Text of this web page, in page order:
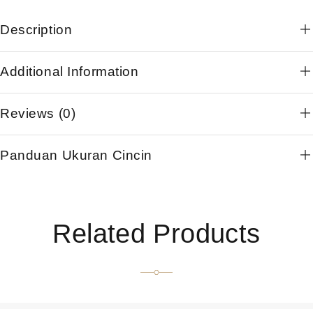
Description
Additional Information
Reviews (0)
Panduan Ukuran Cincin
Related Products